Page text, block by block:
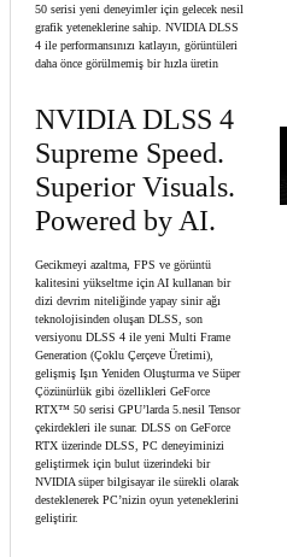
50 serisi yeni deneyimler için gelecek nesil
grafik yeteneklerine sahip. NVIDIA DLSS
4 ile performansınızı katlayın, görüntüleri
daha önce görülmemiş bir hızla üretin
NVIDIA DLSS 4
Supreme Speed.
Superior Visuals.
Powered by AI.
Gecikmeyi azaltma, FPS ve görüntü
kalitesini yükseltme için AI kullanan bir
dizi devrim niteliğinde yapay sinir ağı
teknolojisinden oluşan DLSS, son
versiyonu DLSS 4 ile yeni Multi Frame
Generation (Çoklu Çerçeve Üretimi),
gelişmiş Işın Yeniden Oluşturma ve Süper
Çözünürlük gibi özellikleri GeForce
RTX™ 50 serisi GPU’larda 5.nesil Tensor
çekirdekleri ile sunar. DLSS on GeForce
RTX üzerinde DLSS, PC deneyiminizi
geliştirmek için bulut üzerindeki bir
NVIDIA süper bilgisayar ile sürekli olarak
desteklenerek PC’nizin oyun yeteneklerini
geliştirir.